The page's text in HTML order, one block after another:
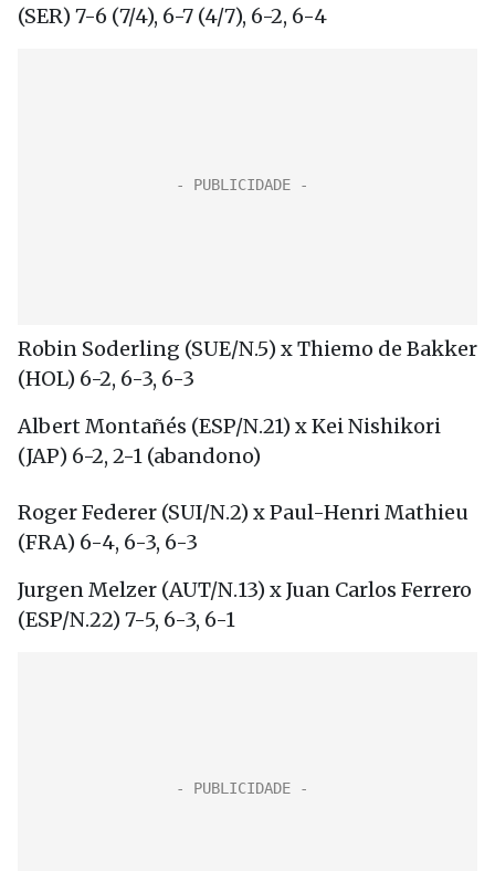
(SER) 7-6 (7/4), 6-7 (4/7), 6-2, 6-4
Robin Soderling (SUE/N.5) x Thiemo de Bakker
(HOL) 6-2, 6-3, 6-3
Albert Montañés (ESP/N.21) x Kei Nishikori
(JAP) 6-2, 2-1 (abandono)
Roger Federer (SUI/N.2) x Paul-Henri Mathieu
(FRA) 6-4, 6-3, 6-3
Jurgen Melzer (AUT/N.13) x Juan Carlos Ferrero
(ESP/N.22) 7-5, 6-3, 6-1